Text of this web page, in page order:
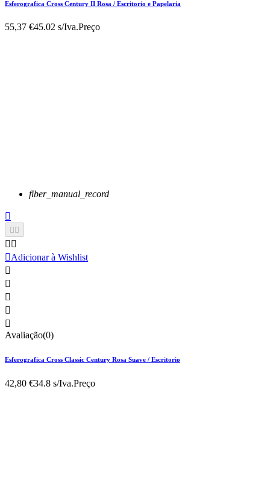
Esferografica Cross Century II Rosa / Escritorio e Papelaria
55,37 €45.02 s/Iva.Preço
fiber_manual_record

 
 
Adicionar à Wishlist





Avaliação(0)
Esferografica Cross Classic Century Rosa Suave / Escritorio
42,80 €34.8 s/Iva.Preço